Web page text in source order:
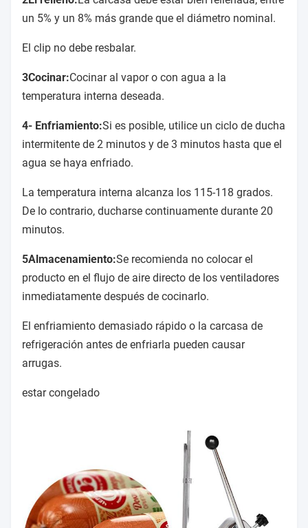
un 5% y un 8% más grande que el diámetro nominal.
El clip no debe resbalar.
3Cocinar:Cocinar al vapor o con agua a la
temperatura interna deseada.
4- Enfriamiento:Si es posible, utilice un ciclo de ducha
intermitente de 2 minutos y de 3 minutos hasta que el
agua se haya enfriado.
La temperatura interna alcanza los 115-118 grados.
De lo contrario, ducharse continuamente durante 20
minutos.
5Almacenamiento:Se recomienda no colocar el
producto en el flujo de aire directo de los ventiladores
inmediatamente después de cocinarlo.
El enfriamiento demasiado rápido o la carcasa de
refrigeración antes de enfriarla pueden causar
arrugas.
estar congelado